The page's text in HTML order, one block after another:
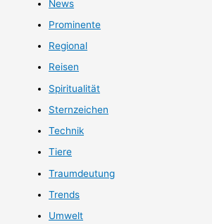
News
Prominente
Regional
Reisen
Spiritualität
Sternzeichen
Technik
Tiere
Traumdeutung
Trends
Umwelt